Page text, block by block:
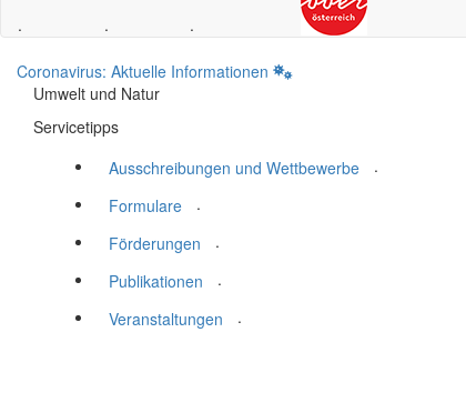
.
.
.
Coronavirus: Aktuelle Informationen
Umwelt und Natur
Servicetipps
Ausschreibungen und Wettbewerbe
.
Formulare
.
Förderungen
.
Publikationen
.
Veranstaltungen
.